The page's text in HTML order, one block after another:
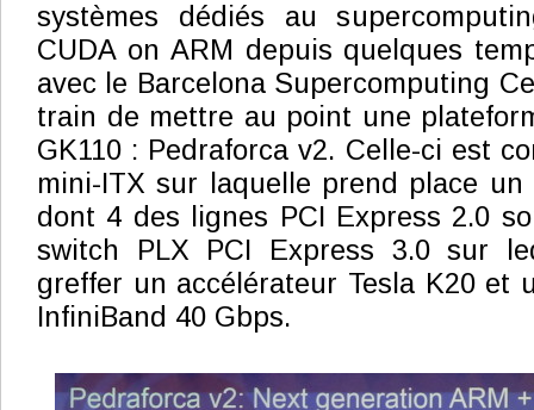
systèmes dédiés au
CUDA on ARM depuis quelques
avec le Barcelona Supercomputing
train de mettre au point une
GK110 : Pedraforca v2. Celle-ci est
mini-ITX sur laquelle prend place un
dont 4 des lignes PCI Express 2.0
switch PLX PCI Express 3.0 sur
greffer un accélérateur Tesla K20 et
InfiniBand 40 Gbps.